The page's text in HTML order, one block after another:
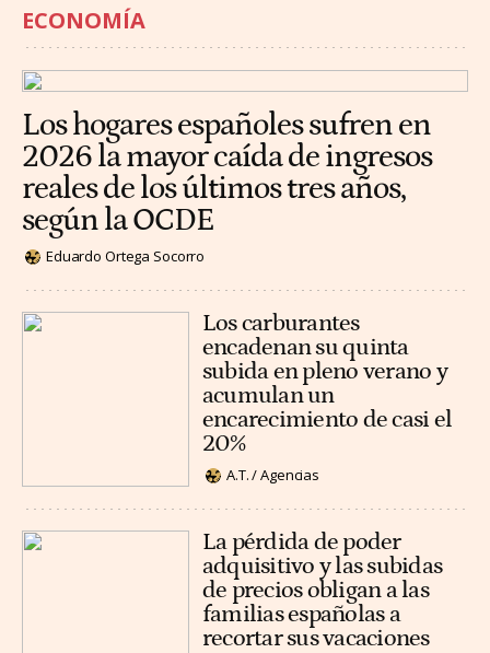
ECONOMÍA
Los hogares españoles sufren en
2026 la mayor caída de ingresos
reales de los últimos tres años,
según la OCDE
Eduardo Ortega Socorro
Los carburantes
encadenan su quinta
subida en pleno verano y
acumulan un
encarecimiento de casi el
20%
A.T. / Agencias
La pérdida de poder
adquisitivo y las subidas
de precios obligan a las
familias españolas a
recortar sus vacaciones